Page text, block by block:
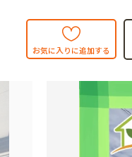
お気に入りに追加する